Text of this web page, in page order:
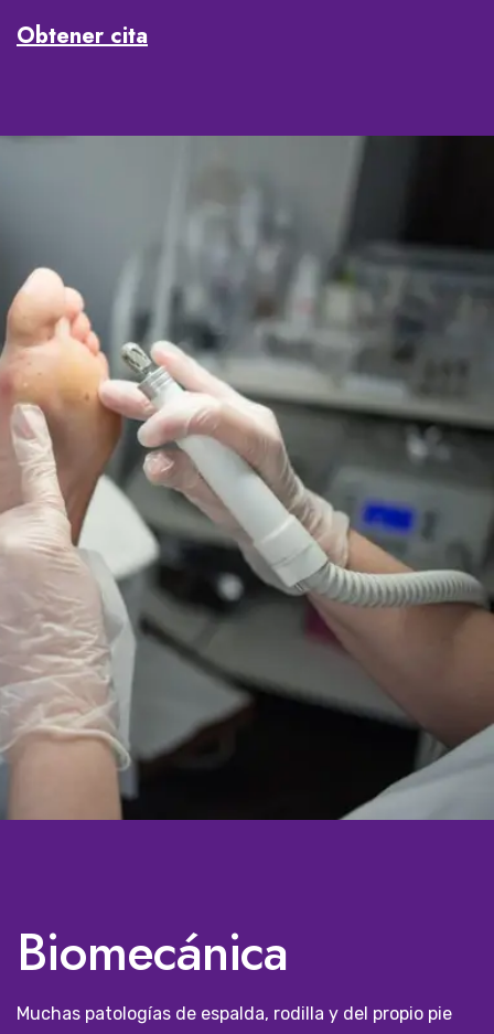
Obtener cita
Biomecánica
Muchas patologías de espalda, rodilla y del propio pie